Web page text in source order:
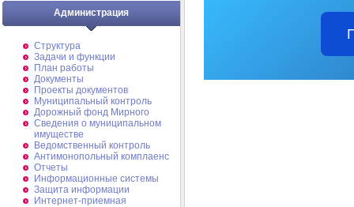
Администрация
Структура
Задачи и функции
План работы
Документы
Проекты документов
Муниципальный контроль
Дорожный фонд Мирного
Cведения о муниципальном
имуществе
Ведомственный контроль
Антимонопольный комплаенс
Отчеты
Информационные системы
Защита информации
Интернет-приемная